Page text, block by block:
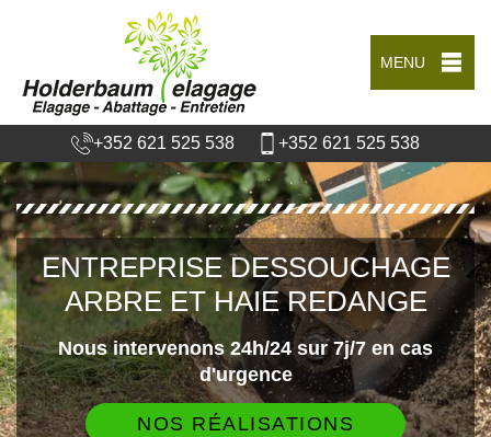
MENU
+352 621 525 538 +352 621 525 538
ENTREPRISE DESSOUCHAGE
ARBRE ET HAIE REDANGE
Nous intervenons 24h/24 sur 7j/7 en cas
d'urgence
NOS RÉALISATIONS